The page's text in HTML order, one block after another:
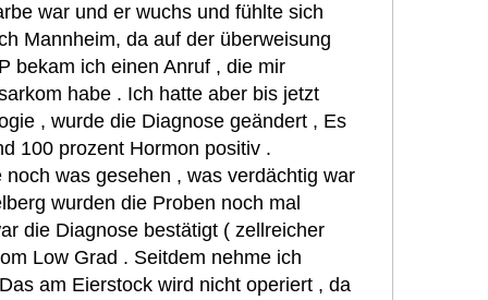
war und er wuchs und fühlte sich
Mannheim, da auf der überweisung
bekam ich einen Anruf , die mir
habe . Ich hatte aber bis jetzt
, wurde die Diagnose geändert , Es
100 prozent Hormon positiv .
was gesehen , was verdächtig war
wurden die Proben noch mal
die Diagnose bestätigt ( zellreicher
Low Grad . Seitdem nehme ich
am Eierstock wird nicht operiert , da